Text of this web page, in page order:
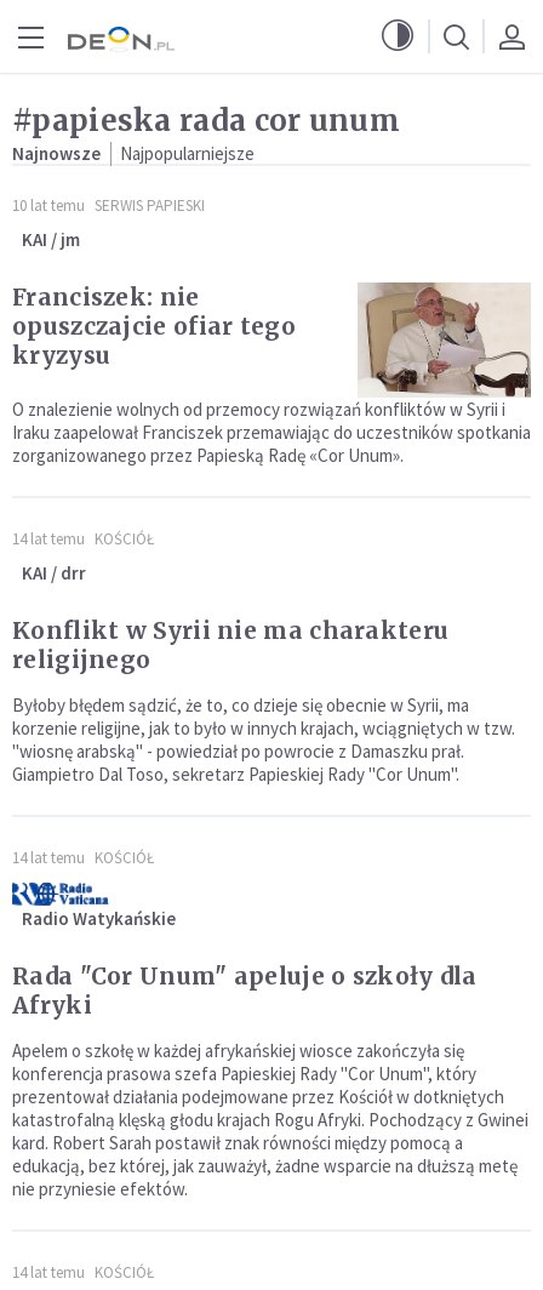
#papieska rada cor unum
Najnowsze Najpopularniejsze
10 lat temu SERWIS PAPIESKI
KAI / jm
Franciszek: nie
opuszczajcie ofiar tego
kryzysu
O znalezienie wolnych od przemocy rozwiązań konfliktów w Syrii i
Iraku zaapelował Franciszek przemawiając do uczestników spotkania
zorganizowanego przez Papieską Radę «Cor Unum».
14 lat temu KOŚCIÓŁ
KAI / drr
Konflikt w Syrii nie ma charakteru
religijnego
Byłoby błędem sądzić, że to, co dzieje się obecnie w Syrii, ma
korzenie religijne, jak to było w innych krajach, wciągniętych w tzw.
"wiosnę arabską" - powiedział po powrocie z Damaszku prał.
Giampietro Dal Toso, sekretarz Papieskiej Rady "Cor Unum".
14 lat temu KOŚCIÓŁ
Radio Watykańskie
Rada "Cor Unum" apeluje o szkoły dla
Afryki
Apelem o szkołę w każdej afrykańskiej wiosce zakończyła się
konferencja prasowa szefa Papieskiej Rady "Cor Unum", który
prezentował działania podejmowane przez Kościół w dotkniętych
katastrofalną klęską głodu krajach Rogu Afryki. Pochodzący z Gwinei
kard. Robert Sarah postawił znak równości między pomocą a
edukacją, bez której, jak zauważył, żadne wsparcie na dłuższą metę
nie przyniesie efektów.
14 lat temu KOŚCIÓŁ